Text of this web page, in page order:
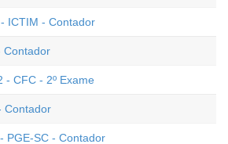
ICTIM - Contador
Contador
- CFC - 2º Exame
Contador
PGE-SC - Contador